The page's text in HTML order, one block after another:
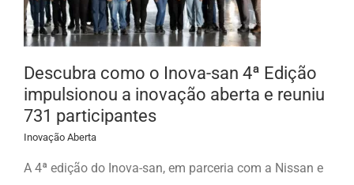
Descubra como o Inova-san 4ª Edição
impulsionou a inovação aberta e reuniu
731 participantes
Inovação Aberta
A 4ª edição do Inova-san, em parceria com a Nissan e